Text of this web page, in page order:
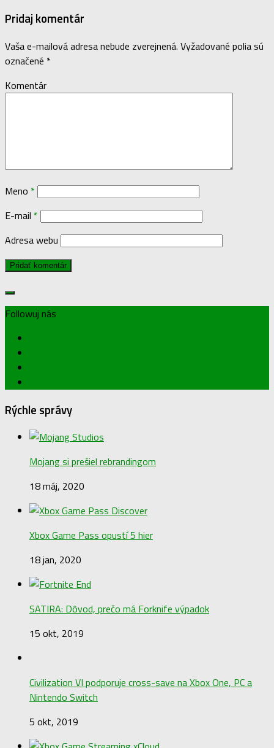
Pridaj komentár
Vaša e-mailová adresa nebude zverejnená. Vyžadované polia sú
označené *
Komentár
Meno *
E-mail *
Adresa webu
Followuj nás
Rýchle správy
Mojang si prešiel rebrandingom
18 máj, 2020
Xbox Game Pass opustí 5 hier
18 jan, 2020
SATIRA: Dôvod, prečo má Forknife výpadok
15 okt, 2019
Civilization VI podporuje cross-save na Xbox One, PC a
Nintendo Switch
5 okt, 2019